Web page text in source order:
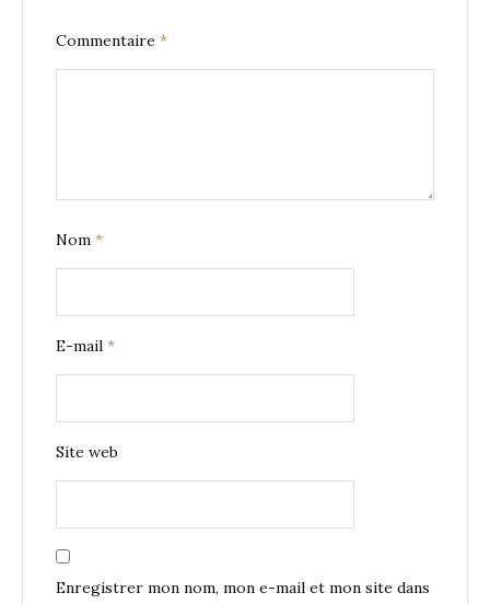
Commentaire *
Nom *
E-mail *
Site web
Enregistrer mon nom, mon e-mail et mon site dans